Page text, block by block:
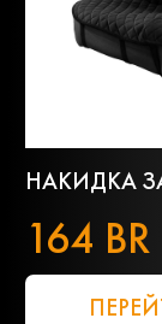
НАКИДКА
164 BR